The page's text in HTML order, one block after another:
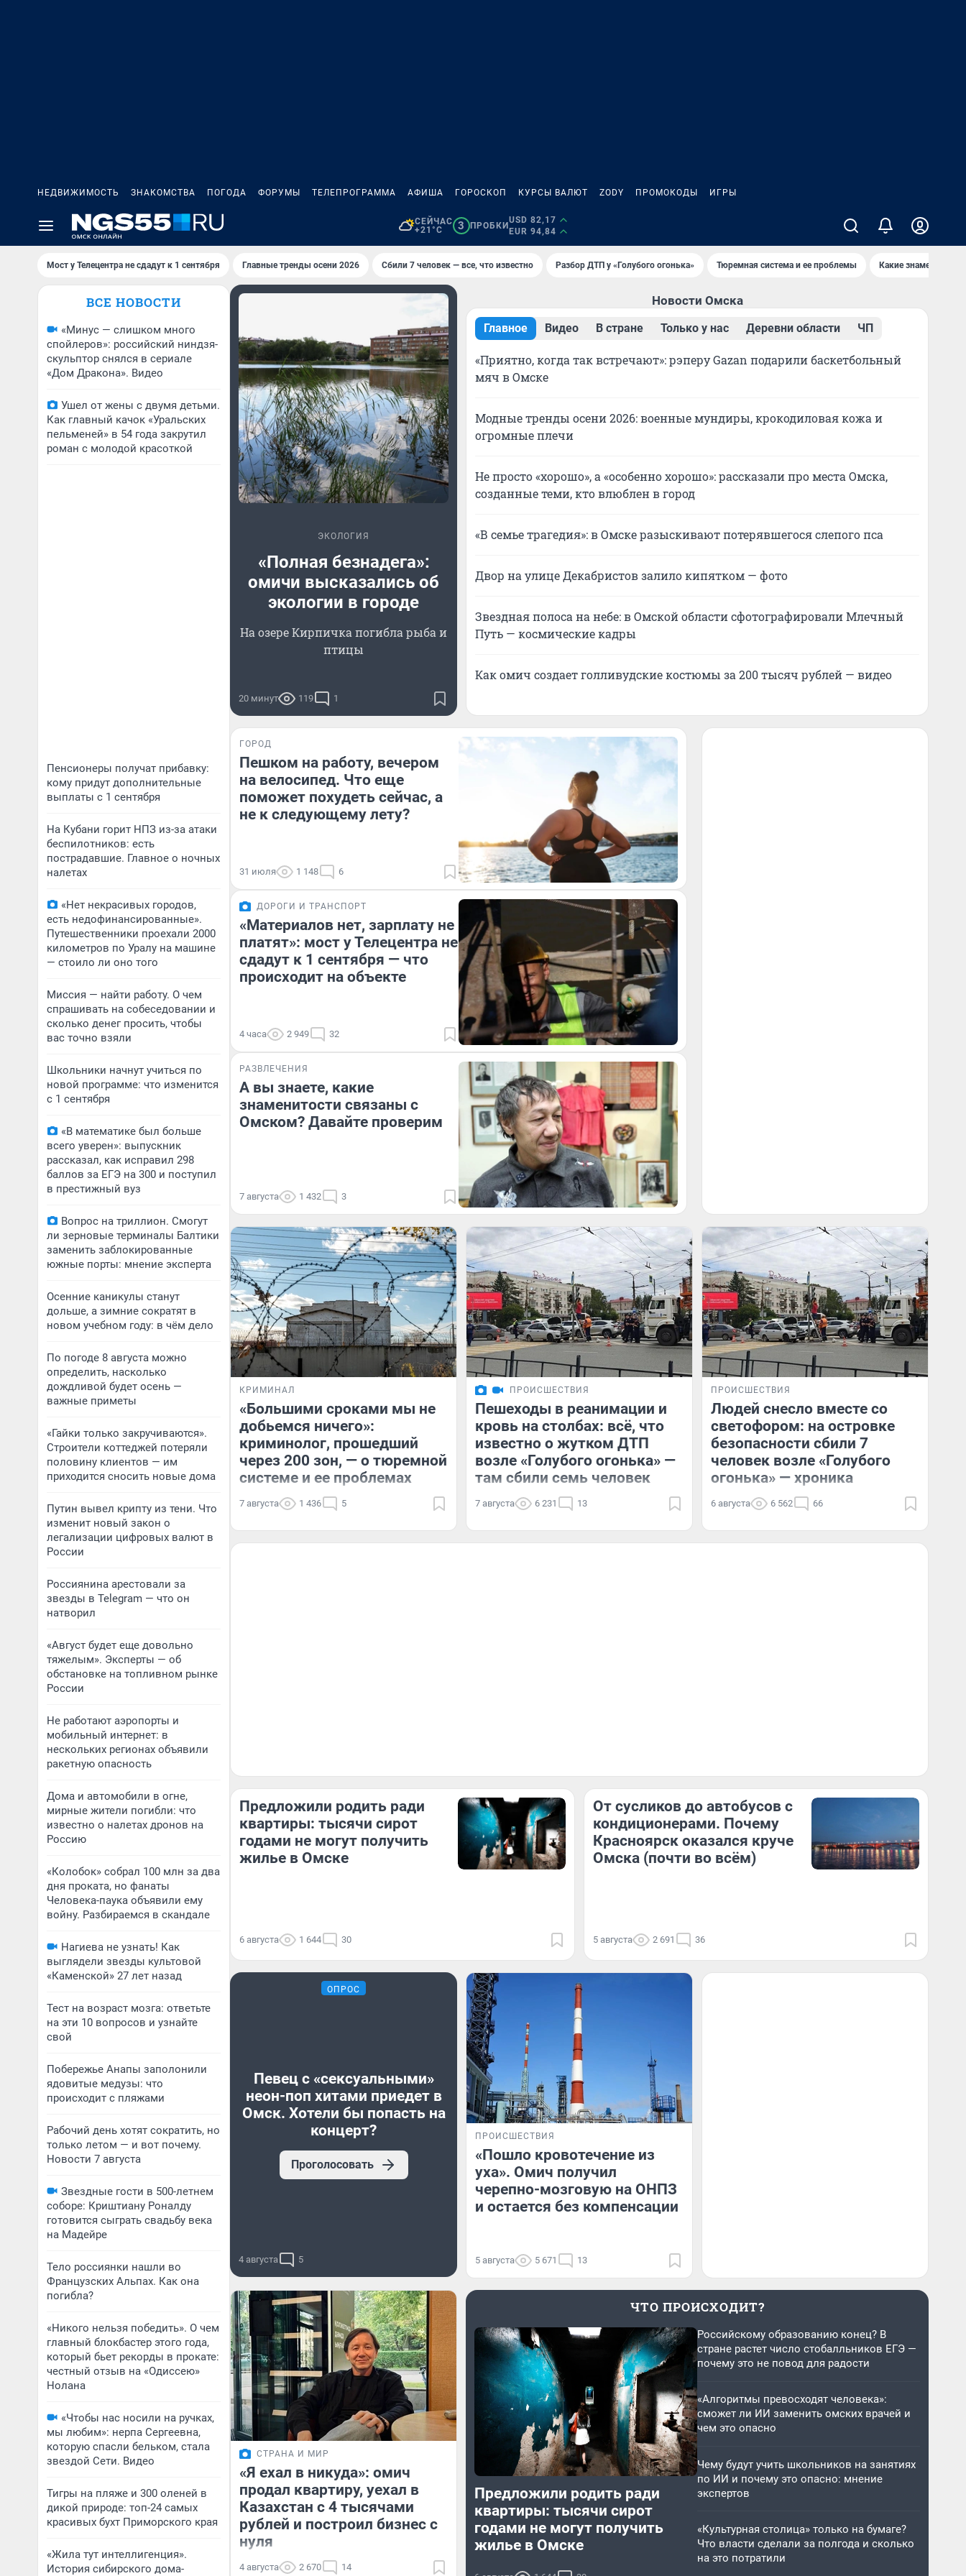
НЕДВИЖИМОСТЬ ЗНАКОМСТВА ПОГОДА ФОРУМЫ ТЕЛЕПРОГРАММА АФИША ГОРОСКОП КУРСЫ ВАЛЮТ ZODY ПРОМОКОДЫ ИГРЫ
СЕЙЧАС
+21°C
3 ПРОБКИ
USD 82,17
EUR 94,84
Мост у Телецентра не сдадут к 1 сентября Главные тренды осени 2026 Сбили 7 человек — все, что известно Разбор ДТП у «Голубого огонька» Тюремная система и ее проблемы Какие
ВСЕ НОВОСТИ
«Минус — слишком много
спойлеров»: российский ниндзя-
скульптор снялся в сериале
«Дом Дракона». Видео
Ушел от жены с двумя детьми.
Как главный качок «Уральских
пельменей» в 54 года закрутил
роман с молодой красоткой
Пенсионеры получат прибавку:
кому придут дополнительные
выплаты с 1 сентября
На Кубани горит НПЗ из-за атаки
беспилотников: есть
пострадавшие. Главное о ночных
налетах
«Нет некрасивых городов,
есть недофинансированные».
Путешественники проехали 2000
километров по Уралу на машине
— стоило ли оно того
Миссия — найти работу. О чем
спрашивать на собеседовании и
сколько денег просить, чтобы
вас точно взяли
Школьники начнут учиться по
новой программе: что изменится
с 1 сентября
«В математике был больше
всего уверен»: выпускник
рассказал, как исправил 298
баллов за ЕГЭ на 300 и поступил
в престижный вуз
Вопрос на триллион. Смогут
ли зерновые терминалы Балтики
заменить заблокированные
южные порты: мнение эксперта
Осенние каникулы станут
дольше, а зимние сократят в
новом учебном году: в чём дело
По погоде 8 августа можно
определить, насколько
дождливой будет осень —
важные приметы
«Гайки только закручиваются».
Строители коттеджей потеряли
половину клиентов — им
приходится сносить новые дома
Путин вывел крипту из тени. Что
изменит новый закон о
легализации цифровых валют в
России
Россиянина арестовали за
звезды в Telegram — что он
натворил
«Август будет еще довольно
тяжелым». Эксперты — об
обстановке на топливном рынке
России
Не работают аэропорты и
мобильный интернет: в
нескольких регионах объявили
ракетную опасность
Дома и автомобили в огне,
мирные жители погибли: что
известно о налетах дронов на
Россию
«Колобок» собрал 100 млн за два
дня проката, но фанаты
Человека-паука объявили ему
войну. Разбираемся в скандале
Нагиева не узнать! Как
выглядели звезды культовой
«Каменской» 27 лет назад
Тест на возраст мозга: ответьте
на эти 10 вопросов и узнайте
свой
Побережье Анапы заполонили
ядовитые медузы: что
происходит с пляжами
Рабочий день хотят сократить, но
только летом — и вот почему.
Новости 7 августа
Звездные гости в 500-летнем
соборе: Криштиану Роналду
готовится сыграть свадьбу века
на Мадейре
Тело россиянки нашли во
Французских Альпах. Как она
погибла?
«Никого нельзя победить». О чем
главный блокбастер этого года,
который бьет рекорды в прокате:
честный отзыв на «Одиссею»
Нолана
«Чтобы нас носили на ручках,
мы любим»: нерпа Сергеевна,
которую спасли бельком, стала
звездой Сети. Видео
Тигры на пляже и 300 оленей в
дикой природе: топ-24 самых
красивых бухт Приморского края
«Жила тут интеллигенция».
История сибирского дома-
ЭКОЛОГИЯ
«Полная безнадега»:
омичи высказались об
экологии в городе
На озере Кирпичка погибла рыба и
птицы
20 минут 119 1
Новости Омска
Главное Видео В стране Только у нас Деревни области ЧП
«Приятно, когда так встречают»: рэперу Gazan подарили баскетбольный
мяч в Омске
Модные тренды осени 2026: военные мундиры, крокодиловая кожа и
огромные плечи
Не просто «хорошо», а «особенно хорошо»: рассказали про места Омска,
созданные теми, кто влюблен в город
«В семье трагедия»: в Омске разыскивают потерявшегося слепого пса
Двор на улице Декабристов залило кипятком — фото
Звездная полоса на небе: в Омской области сфотографировали Млечный
Путь — космические кадры
Как омич создает голливудские костюмы за 200 тысяч рублей — видео
ГОРОД
Пешком на работу, вечером
на велосипед. Что еще
поможет похудеть сейчас, а
не к следующему лету?
31 июля 1 148 6
ДОРОГИ И ТРАНСПОРТ
«Материалов нет, зарплату не
платят»: мост у Телецентра не
сдадут к 1 сентября — что
происходит на объекте
4 часа 2 949 32
РАЗВЛЕЧЕНИЯ
А вы знаете, какие
знаменитости связаны с
Омском? Давайте проверим
7 августа 1 432 3
КРИМИНАЛ
«Большими сроками мы не
добьемся ничего»:
криминолог, прошедший
через 200 зон, — о тюремной
системе и ее проблемах
7 августа 1 436 5
ПРОИСШЕСТВИЯ
Пешеходы в реанимации и
кровь на столбах: всё, что
известно о жутком ДТП
возле «Голубого огонька» —
там сбили семь человек
7 августа 6 231 13
ПРОИСШЕСТВИЯ
Людей снесло вместе со
светофором: на островке
безопасности сбили 7
человек возле «Голубого
огонька» — хроника
6 августа 6 562 66
Предложили родить ради
квартиры: тысячи сирот
годами не могут получить
жилье в Омске
6 августа 1 644 30
От сусликов до автобусов с
кондиционерами. Почему
Красноярск оказался круче
Омска (почти во всём)
5 августа 2 691 36
ОПРОС
Певец с «сексуальными»
неон-поп хитами приедет в
Омск. Хотели бы попасть на
концерт?
Проголосовать
4 августа 5
ПРОИСШЕСТВИЯ
«Пошло кровотечение из
уха». Омич получил
черепно-мозговую на ОНПЗ
и остается без компенсации
5 августа 5 671 13
СТРАНА И МИР
«Я ехал в никуда»: омич
продал квартиру, уехал в
Казахстан с 4 тысячами
рублей и построил бизнес с
нуля
4 августа 2 670 14
ЧТО ПРОИСХОДИТ?
Предложили родить ради
квартиры: тысячи сирот
годами не могут получить
жилье в Омске
Российскому образованию конец? В
стране растет число стобалльников ЕГЭ —
почему это не повод для радости
«Алгоритмы превосходят человека»:
сможет ли ИИ заменить омских врачей и
чем это опасно
Чему будут учить школьников на занятиях
по ИИ и почему это опасно: мнение
экспертов
«Культурная столица» только на бумаге?
Что власти сделали за полгода и сколько
на это потратили